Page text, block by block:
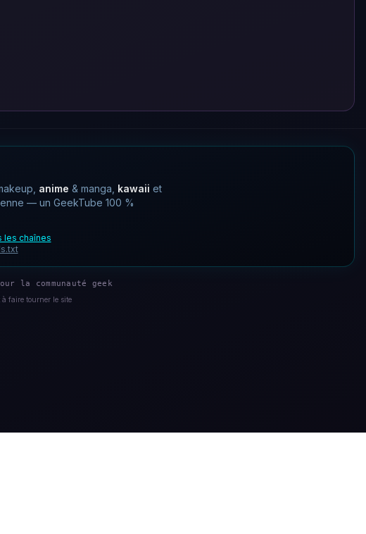
anime & manga, kawaii et
— un GeekTube 100 %
les chaînes
la communauté geek
faire tourner le site